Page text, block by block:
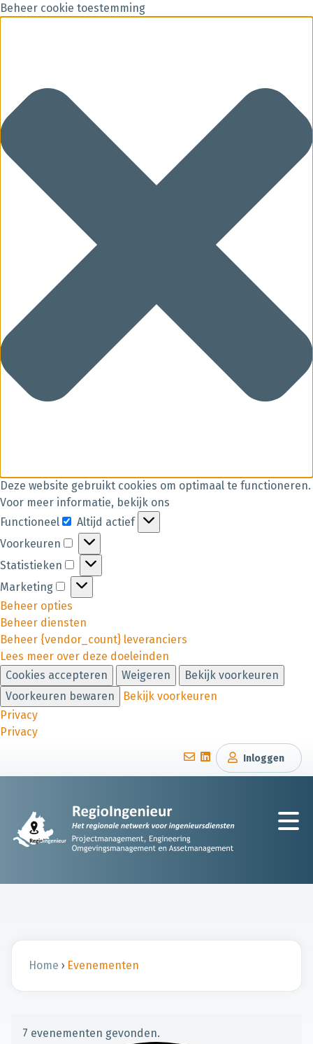
Beheer cookie toestemming
Deze website gebruikt cookies om optimaal te functioneren.
Voor meer informatie, bekijk ons
Functioneel
Altijd actief
Voorkeuren
Statistieken
Marketing
Beheer opties
Beheer diensten
Beheer {vendor_count} leveranciers
Lees meer over deze doeleinden
Cookies accepteren
Weigeren
Bekijk voorkeuren
Voorkeuren bewaren
Bekijk voorkeuren
Privacy
Privacy
Inloggen
Home › Evenementen
7 evenementen gevonden.